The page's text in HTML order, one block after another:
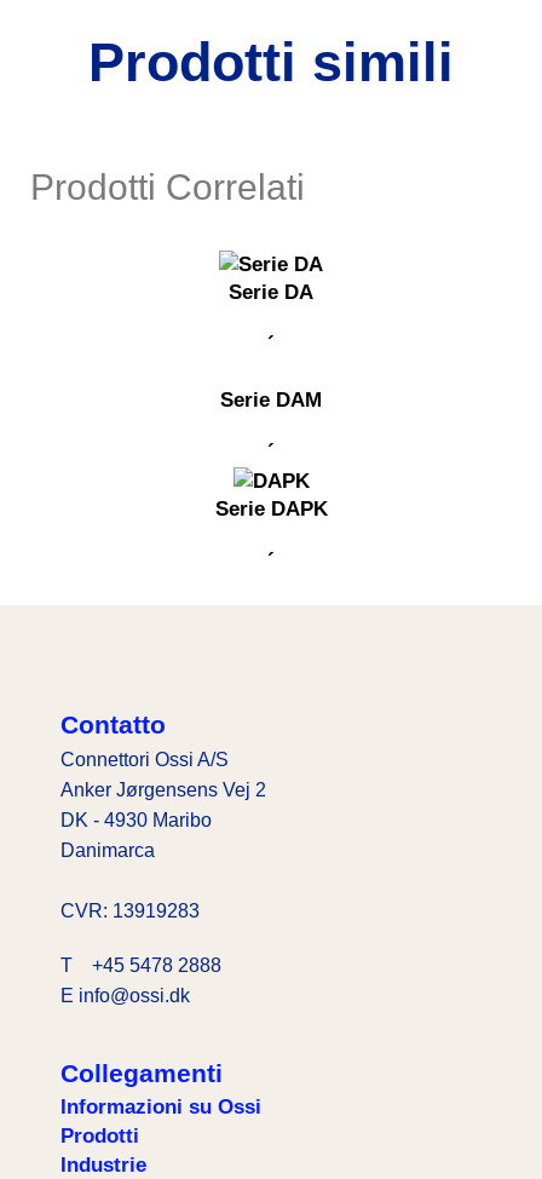
Prodotti simili
Prodotti Correlati
Serie DA
´
Serie DAM
´
Serie DAPK
´
Contatto
Connettori Ossi A/S
Anker Jørgensens Vej 2
DK - 4930 Maribo
Danimarca
CVR: 13919283
T +45 5478 2888
E info@ossi.dk
Collegamenti
Informazioni su Ossi
Prodotti
Industrie